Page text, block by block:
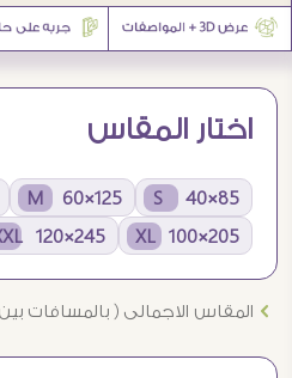
اختار المقاس
85×40 S
125×60 M
205×100 XL
245×120 XXL
Ö المقاس الاجمالى ( بالمسافات